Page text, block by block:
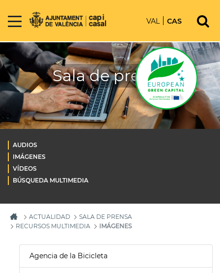
VAL CAS
Sala de prensa
AUDIOS
IMÁGENES
VÍDEOS
BÚSQUEDA MULTIMEDIA
ACTUALIDAD
SALA DE PRENSA
RECURSOS MULTIMEDIA
IMÁGENES
Agencia de la Bicicleta